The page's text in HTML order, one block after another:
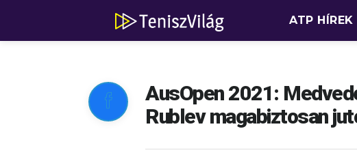
ATP HÍREK

AusOpen 2021:
Rublev magabiztosan